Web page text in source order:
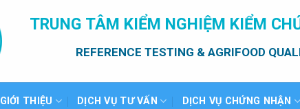
TRUNG TÂM KIỂM NGHIỆM KIỂM
REFERENCE TESTING & AGRIFOOD
GIỚI THIỆU DỊCH VỤ TƯ VẤN DỊCH VỤ CHỨNG NHẬN